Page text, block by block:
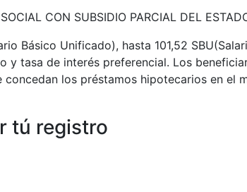
CON SUBSIDIO PARCIAL DEL
Básico Unificado), hasta 101,52
tasa de interés preferencial. Los
los préstamos hipotecarios en el
tú registro